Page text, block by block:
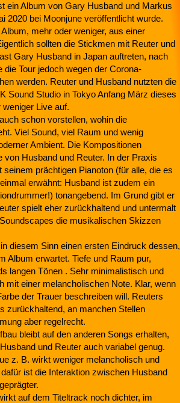
ein Album von Gary Husband und Markus
2020 bei Moonjune veröffentlicht wurde.
mehr oder weniger, aus einer
sollten die Stickmen mit Reuter und
Gary Husband in Japan auftreten, nach
Tour jedoch wegen der Corona-
werden. Reuter und Husband nutzten die
Sound Studio in Tokyo Anfang März dieses
Live auf.
schon vorstellen, wohin die
Viel Sound, viel Raum und wenig
Ambient. Die Kompositionen
von Husband und Reuter. In der Praxis
prächtigen Pianoton (für alle, die es
erwähnt: Husband ist zudem ein
tonangebend. Im Grund gibt er
spielt eher zurückhaltend und untermalt
die musikalischen Skizzen
diesem Sinn einen ersten Eindruck dessen,
Album erwartet. Tiefe und Raum pur,
langen Tönen . Sehr minimalistisch und
mit einer melancholischen Note. Klar, wenn
der Trauer beschreiben will. Reuters
zurückhaltend, an manchen Stellen
aber regelrecht.
bleibt auf den anderen Songs erhalten,
und Reuter auch variabel genug.
z. B. wirkt weniger melancholisch und
ist die Interaktion zwischen Husband
auf dem Titeltrack noch dichter, im